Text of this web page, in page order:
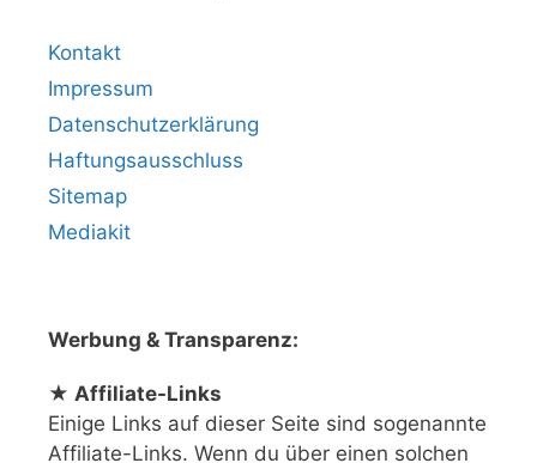
Kontakt
Impressum
Datenschutzerklärung
Haftungsausschluss
Sitemap
Mediakit
Werbung & Transparenz:
★ Affiliate-Links
Einige Links auf dieser Seite sind sogenannte
Affiliate-Links. Wenn du über einen solchen